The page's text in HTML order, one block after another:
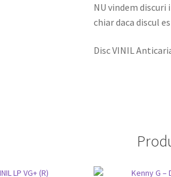
NU vindem
chiar daca discul
Disc VINIL